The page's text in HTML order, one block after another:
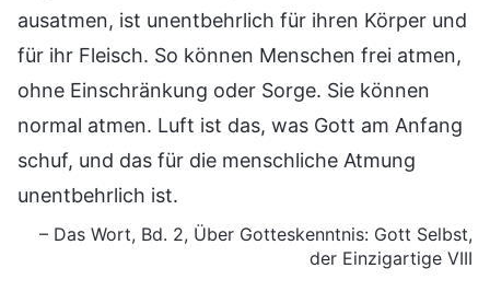
ausatmen, ist unentbehrlich für ihren Körper und
für ihr Fleisch. So können Menschen frei atmen,
ohne Einschränkung oder Sorge. Sie können
normal atmen. Luft ist das, was Gott am Anfang
schuf, und das für die menschliche Atmung
unentbehrlich ist.
– Das Wort, Bd. 2, Über Gotteskenntnis: Gott Selbst,
der Einzigartige VIII